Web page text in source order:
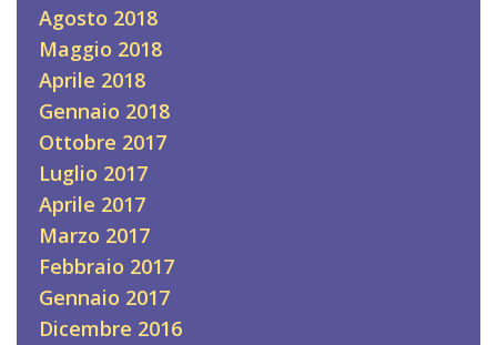
Agosto 2018
Maggio 2018
Aprile 2018
Gennaio 2018
Ottobre 2017
Luglio 2017
Aprile 2017
Marzo 2017
Febbraio 2017
Gennaio 2017
Dicembre 2016